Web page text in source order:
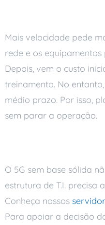
Mais velocidade pede
rede e os
Depois, vem o custo
treinamento. No
médio prazo. Por isso,
sem parar a operação.
O 5G sem base sólida
estrutura de T.I. precisa
Conheça nossos
Para apoiar a decisão